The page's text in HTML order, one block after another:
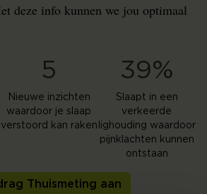
deze info kunnen we jou optimaal
5
Nieuwe inzichten
waardoor je slaap
verstoord kan raken
39%
Slaapt in een
verkeerde
lighouding waardoor
pijnklachten kunnen
ontstaan
Thuismeting aan